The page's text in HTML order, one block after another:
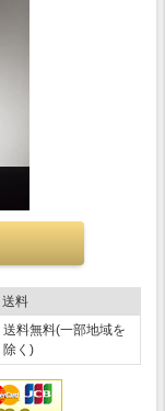
送料
送料無料(一部地域を
除く)